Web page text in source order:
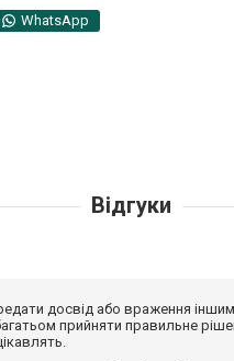
WhatsApp
Відгуки
досвід або враження
прийняти правильне